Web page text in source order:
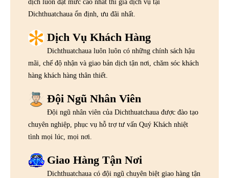
dịch luôn đạt mức cao nhất thì giá dịch vụ tại
Dichthuatchaua ổn định, ưu đãi nhất.
Dịch Vụ Khách Hàng
Dichthuatchaua luôn luôn có những chính sách hậu
mãi, chế độ nhận và giao bản dịch tận nơi, chăm sóc khách
hàng khách hàng thân thiết.
Đội Ngũ Nhân Viên
Đội ngũ nhân viên của Dichthuatchaua được đào tạo
chuyên nghiệp, phục vụ hỗ trợ tư vấn Quý Khách nhiệt
tình mọi lúc, mọi nơi.
Giao Hàng Tận Nơi
Dichthuatchaua có đội ngũ chuyên biệt giao hàng tận